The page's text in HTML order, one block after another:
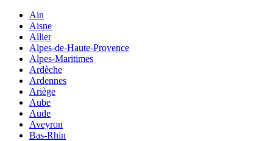
Ain
Aisne
Allier
Alpes-de-Haute-Provence
Alpes-Maritimes
Ardèche
Ardennes
Ariège
Aube
Aude
Aveyron
Bas-Rhin